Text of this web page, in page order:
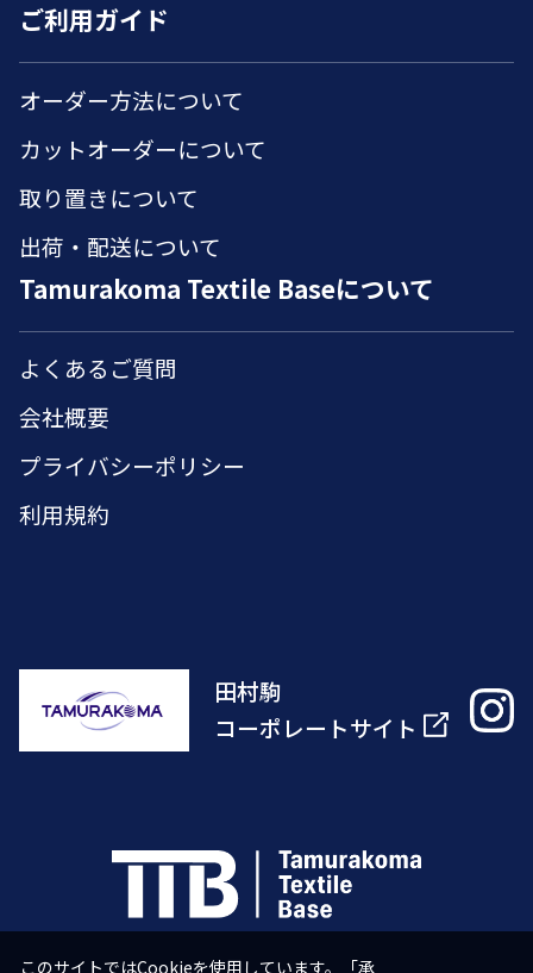
ご利用ガイド
オーダー方法について
カットオーダーについて
取り置きについて
出荷・配送について
Tamurakoma Textile Baseについて
よくあるご質問
会社概要
プライバシーポリシー
利用規約
田村駒
コーポレートサイト
このサイトではCookieを使用しています。「承